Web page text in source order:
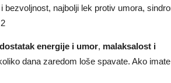
energije i umor, malaksalost i
dana zaredom loše spavate. Ako imate